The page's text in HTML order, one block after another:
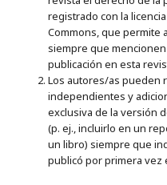
registrado con la
Commons, que permite
siempre que
publicación en esta
Los autores/as pueden
independientes y
exclusiva de la versión
(p. ej., incluirlo en un
un libro) siempre que
publicó por primera vez